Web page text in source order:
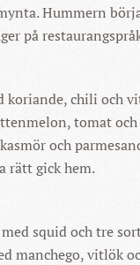
Hummern
på
koriande, chili och
tomat
och
rätt gick hem.
squid och tre
manchego, vitlök